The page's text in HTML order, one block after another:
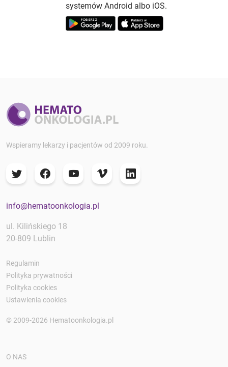
systemów Android albo iOS.
Wspieramy lekarzy i pacjentów od 2009 roku.
info@hematoonkologia.pl
ul. Kilińskiego 18
20-809 Lublin
Regulamin
Polityka prywatności
Polityka cookies
Ustawienia cookies
© 2009-2026 Hematoonkologia.pl
O NAS